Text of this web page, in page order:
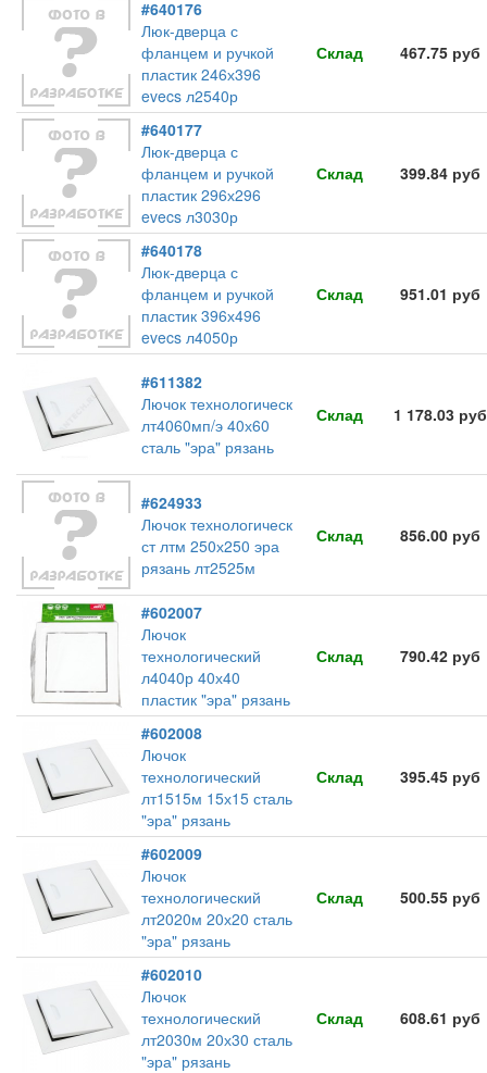
#640176
Люк-дверца с
фланцем и ручкой
пластик 246х396
evecs л2540р
Склад 467.75 руб
#640177
Люк-дверца с
фланцем и ручкой
пластик 296х296
evecs л3030р
Склад 399.84 руб
#640178
Люк-дверца с
фланцем и ручкой
пластик 396х496
evecs л4050р
Склад 951.01 руб
#611382
Лючок технологическ
лт4060мп/э 40х60
сталь "эра" рязань
Склад 1 178.03 руб
#624933
Лючок технологическ
ст лтм 250х250 эра
рязань лт2525м
Склад 856.00 руб
#602007
Лючок
технологический
л4040р 40х40
пластик "эра" рязань
Склад 790.42 руб
#602008
Лючок
технологический
лт1515м 15х15 сталь
"эра" рязань
Склад 395.45 руб
#602009
Лючок
технологический
лт2020м 20х20 сталь
"эра" рязань
Склад 500.55 руб
#602010
Лючок
технологический
лт2030м 20х30 сталь
"эра" рязань
Склад 608.61 руб